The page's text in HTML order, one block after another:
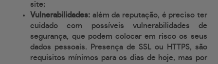
site;
Vulnerabilidades: além da reputação, é preciso ter
cuidado com possíveis vulnerabilidades de
segurança, que podem colocar em risco os seus
dados pessoais. Presença de SSL ou HTTPS, são
requisitos mínimos para os dias de hoje, mas por